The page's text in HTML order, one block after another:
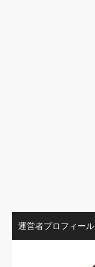
運営者プロフィール